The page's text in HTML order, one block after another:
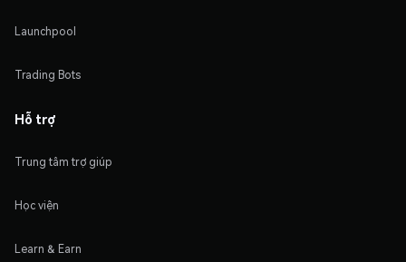
Launchpool
Trading Bots
Hỗ trợ
Trung tâm trợ giúp
Học viện
Learn & Earn